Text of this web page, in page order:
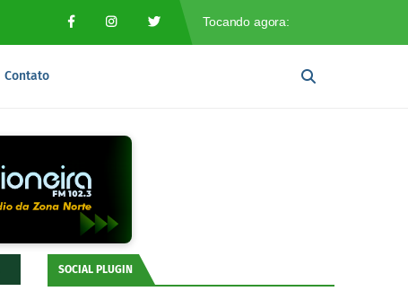
Contato
SOCIAL PLUGIN